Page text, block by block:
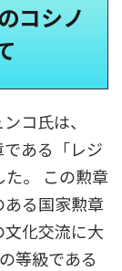
コシノ
コ氏は、
ある「レジ
。 ​この勲章
る国家勲章
化交流に大
等級である